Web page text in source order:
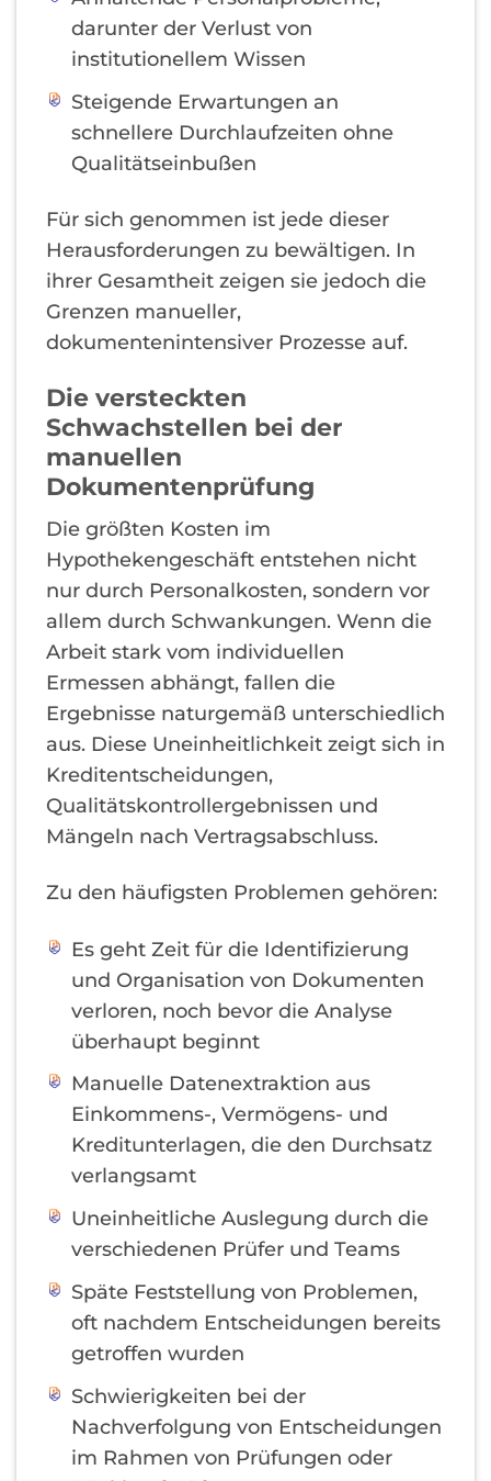
darunter der Verlust von
institutionellem Wissen
Steigende Erwartungen an
schnellere Durchlaufzeiten ohne
Qualitätseinbußen
Für sich genommen ist jede dieser
Herausforderungen zu bewältigen. In
ihrer Gesamtheit zeigen sie jedoch die
Grenzen manueller,
dokumentenintensiver Prozesse auf.
Die versteckten
Schwachstellen bei der
manuellen
Dokumentenprüfung
Die größten Kosten im
Hypothekengeschäft entstehen nicht
nur durch Personalkosten, sondern vor
allem durch Schwankungen. Wenn die
Arbeit stark vom individuellen
Ermessen abhängt, fallen die
Ergebnisse naturgemäß unterschiedlich
aus. Diese Uneinheitlichkeit zeigt sich in
Kreditentscheidungen,
Qualitätskontrollergebnissen und
Mängeln nach Vertragsabschluss.
Zu den häufigsten Problemen gehören:
Es geht Zeit für die Identifizierung
und Organisation von Dokumenten
verloren, noch bevor die Analyse
überhaupt beginnt
Manuelle Datenextraktion aus
Einkommens-, Vermögens- und
Kreditunterlagen, die den Durchsatz
verlangsamt
Uneinheitliche Auslegung durch die
verschiedenen Prüfer und Teams
Späte Feststellung von Problemen,
oft nachdem Entscheidungen bereits
getroffen wurden
Schwierigkeiten bei der
Nachverfolgung von Entscheidungen
im Rahmen von Prüfungen oder